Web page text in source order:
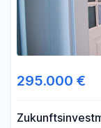
295.000 €